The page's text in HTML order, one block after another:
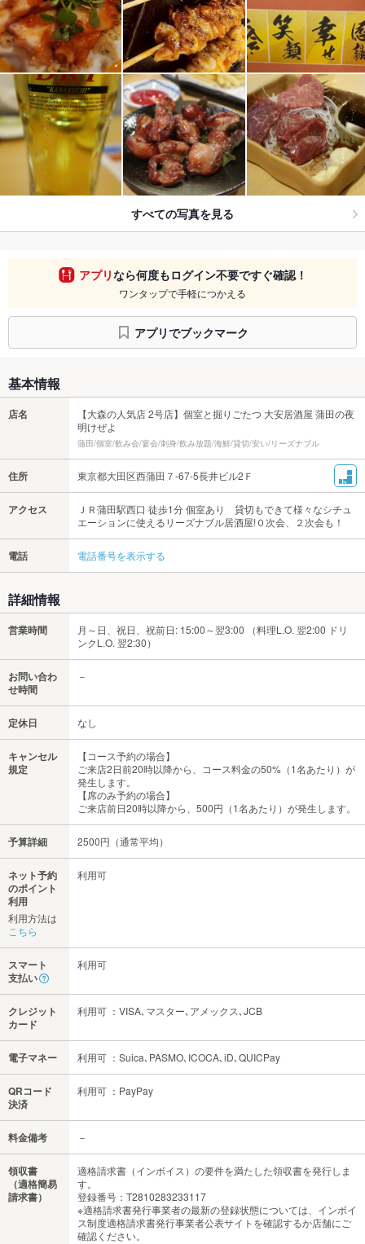
すべての写真を見る
アプリなら何度もログイン不要ですぐ確認！
ワンタップで手軽につかえる
アプリでブックマーク
基本情報
店名
【大森の人気店 2号店】個室と掘りごたつ 大安居酒屋 蒲田の夜
明けぜよ
蒲田/個室/飲み会/宴会/刺身/飲み放題/海鮮/貸切/安い/リーズナブル
住所 東京都大田区西蒲田７-67-5長井ビル2Ｆ
アクセス
ＪＲ蒲田駅西口 徒歩1分 個室あり 貸切もできて様々なシチュ
エーションに使えるリーズナブル居酒屋!０次会、２次会も！
電話 電話番号を表示する
詳細情報
営業時間
月～日、祝日、祝前日: 15:00～翌3:00 （料理L.O. 翌2:00 ドリ
ンクL.O. 翌2:30）
お問い合わ
せ時間
－
定休日 なし
キャンセル
規定
【コース予約の場合】
ご来店2日前20時以降から、コース料金の50%（1名あたり）が
発生します。
【席のみ予約の場合】
ご来店前日20時以降から、500円（1名あたり）が発生します。
予算詳細 2500円（通常平均）
ネット予約
のポイント
利用
利用方法は
こちら
利用可
スマート
支払い
利用可
クレジット
カード
利用可 ：VISA､マスター､アメックス､JCB
電子マネー 利用可 ：Suica､PASMO､ICOCA､iD､QUICPay
QRコード
決済
利用可 ：PayPay
料金備考 －
領収書
（適格簡易
請求書）
適格請求書（インボイス）の要件を満たした領収書を発行しま
す。
登録番号：T2810283233117
※適格請求書発行事業者の最新の登録状態については、インボイ
ス制度適格請求書発行事業者公表サイトを確認するか店舗にご
確認ください。